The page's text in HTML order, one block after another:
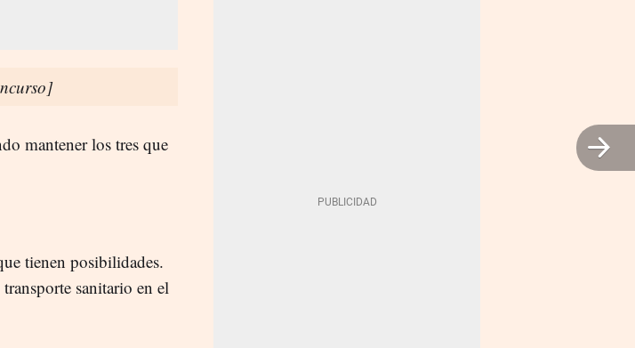
mantener los tres que
tienen posibilidades.
sanitario en el